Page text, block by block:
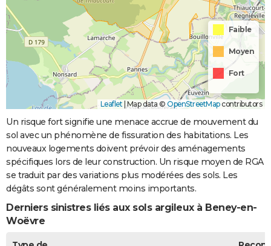
Faible
Moyen
Fort
Leaflet |Map data © OpenStreetMapcontributors
Un risque fort signifie une menace accrue de mouvement du
sol avec un phénomène de fissuration des habitations. Les
nouveaux logements doivent prévoir des aménagements
spécifiques lors de leur construction. Un risque moyen de RGA
se traduit par des variations plus modérées des sols. Les
dégâts sont généralement moins importants.
Derniers sinistres liés aux sols argileux à Beney-en-
Woëvre